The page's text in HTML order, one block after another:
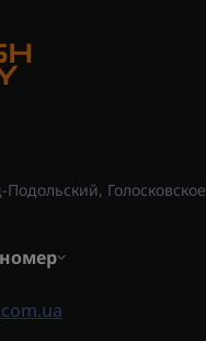
Голосковское